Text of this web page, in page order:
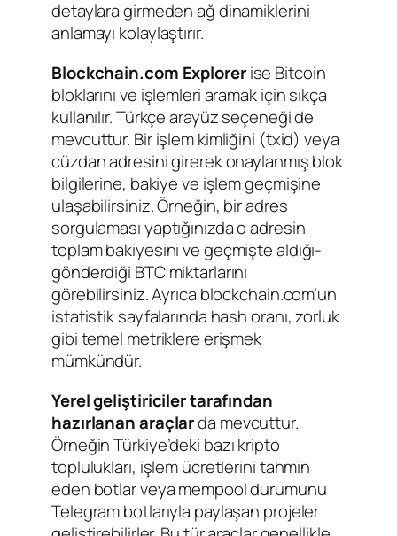
detaylara girmeden ağ dinamiklerini
anlamayı kolaylaştırır.
Blockchain.com Explorerise Bitcoin
bloklarını ve işlemleri aramak için sıkça
kullanılır. Türkçe arayüz seçeneği de
mevcuttur. Bir işlem kimliğini (txid) veya
cüzdan adresini girerek onaylanmış blok
bilgilerine, bakiye ve işlem geçmişine
ulaşabilirsiniz. Örneğin, bir adres
sorgulaması yaptığınızda o adresin
toplam bakiyesini ve geçmişte aldığı-
gönderdiği BTC miktarlarını
görebilirsiniz. Ayrıca blockchain.com’un
istatistik sayfalarında hash oranı, zorluk
gibi temel metriklere erişmek
mümkündür.
Yerel geliştiriciler tarafından
hazırlanan araçlarda mevcuttur.
Örneğin Türkiye’deki bazı kripto
toplulukları, işlem ücretlerini tahmin
eden botlar veya mempool durumunu
Telegram botlarıyla paylaşan projeler